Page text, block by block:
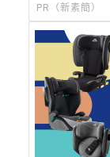
PR（新素簡）